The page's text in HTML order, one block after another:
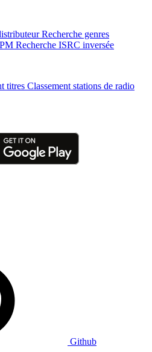
Recherche genres
Recherche ISRC inversée
titres Classement stations de radio
Github